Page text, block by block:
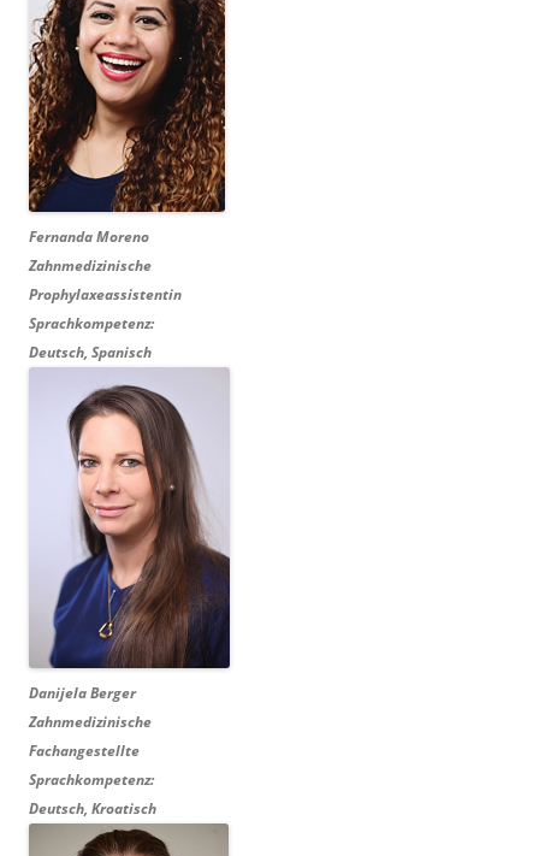
Fernanda Moreno
Zahnmedizinische
Prophylaxeassistentin
Sprachkompetenz:
Deutsch, Spanisch
Danijela Berger
Zahnmedizinische
Fachangestellte
Sprachkompetenz:
Deutsch, Kroatisch